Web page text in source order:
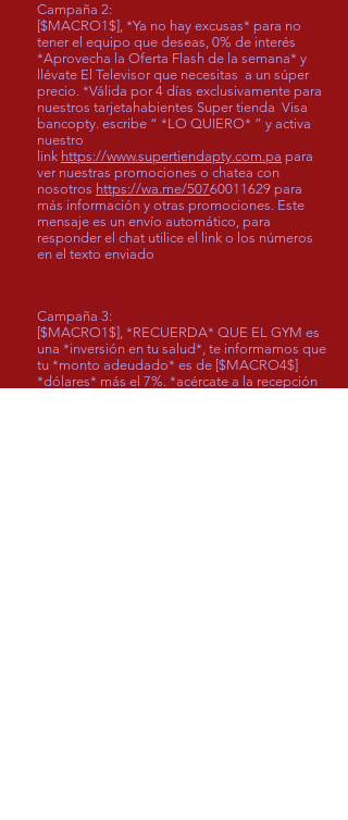
Campaña 2:
[$MACRO1$], *Ya no hay excusas* para no
tener el equipo que deseas, 0% de interés
*Aprovecha la Oferta Flash de la semana* y
llévate El Televisor que necesitas a un súper
precio. *Válida por 4 días exclusivamente para
nuestros tarjetahabientes Super tienda Visa
bancopty. escribe “ *LO QUIERO* ” y activa
nuestro
link https://www.supertiendapty.com.pa para
ver nuestras promociones o chatea con
nosotros https://wa.me/50760011629 para
más información y otras promociones. Este
mensaje es un envío automático, para
responder el chat utilice el link o los números
en el texto enviado
Campaña 3:
[$MACRO1$], *RECUERDA* QUE EL GYM es
una *inversión en tu salud*, te informamos que
tu *monto adeudado* es de [$MACRO4$]
*dólares* más el 7%. *acércate a la recepción